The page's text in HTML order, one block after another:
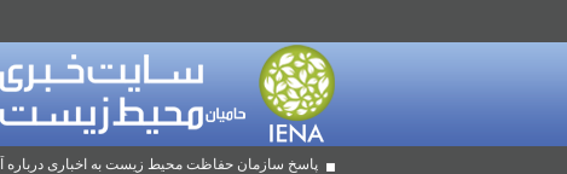
پاسخ سازمان حفاظت محیط زیست به اخباری درباره